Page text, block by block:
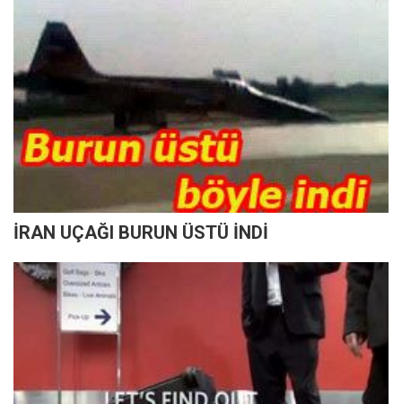
İRAN UÇAĞI BURUN ÜSTÜ İNDİ